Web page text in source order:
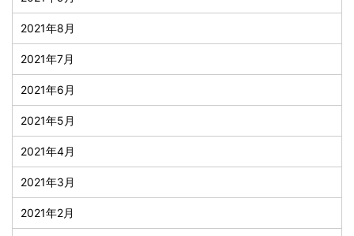
2021年8月
2021年7月
2021年6月
2021年5月
2021年4月
2021年3月
2021年2月